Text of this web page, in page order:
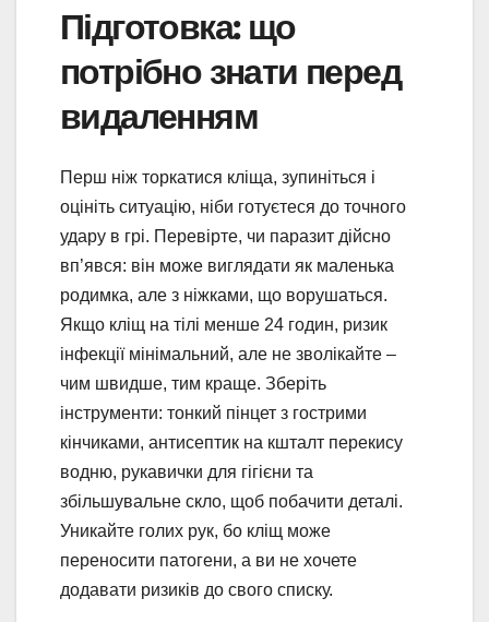
Підготовка: що
потрібно знати перед
видаленням
Перш ніж торкатися кліща, зупиніться і
оцініть ситуацію, ніби готуєтеся до точного
удару в грі. Перевірте, чи паразит дійсно
вп’явся: він може виглядати як маленька
родимка, але з ніжками, що ворушаться.
Якщо кліщ на тілі менше 24 годин, ризик
інфекції мінімальний, але не зволікайте –
чим швидше, тим краще. Зберіть
інструменти: тонкий пінцет з гострими
кінчиками, антисептик на кшталт перекису
водню, рукавички для гігієни та
збільшувальне скло, щоб побачити деталі.
Уникайте голих рук, бо кліщ може
переносити патогени, а ви не хочете
додавати ризиків до свого списку.